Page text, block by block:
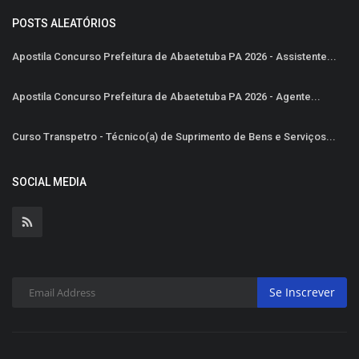
POSTS ALEATÓRIOS
Apostila Concurso Prefeitura de Abaetetuba PA 2026 - Assistente...
Apostila Concurso Prefeitura de Abaetetuba PA 2026 - Agente...
Curso Transpetro - Técnico(a) de Suprimento de Bens e Serviços...
SOCIAL MEDIA
Se Inscrever